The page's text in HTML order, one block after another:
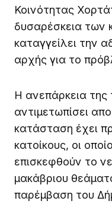
Κοινότητας
δυσαρέσκεια των
καταγγείλει την
αρχής για το
Η ανεπάρκεια της
αντιμετωπίσει
κατάσταση έχει
κατοίκους, οι
επισκεφθούν το
μακάβριου
παρέμβαση του